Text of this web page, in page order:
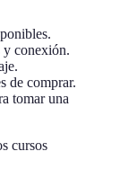
conexión.
de comprar.
tomar una
cursos